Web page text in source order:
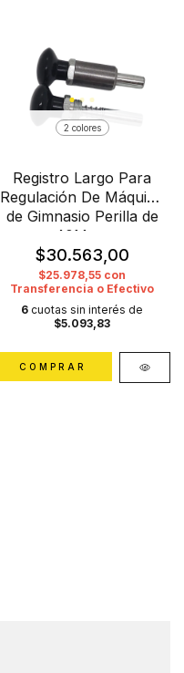
2 colores
Registro Largo Para
Regulación De Máquina
de Gimnasio Perilla de
40Mmø
$30.563,00
$25.978,55 con
Transferencia o Efectivo
6 cuotas sin interés de
$5.093,83
COMPRAR